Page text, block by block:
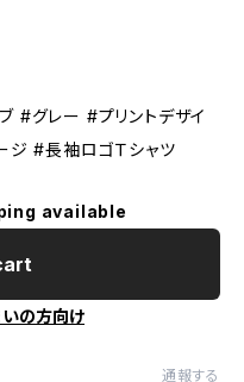
#グレー #プリントデザイ
ジ #長袖ロゴＴシャツ
available
の方向け
通報する